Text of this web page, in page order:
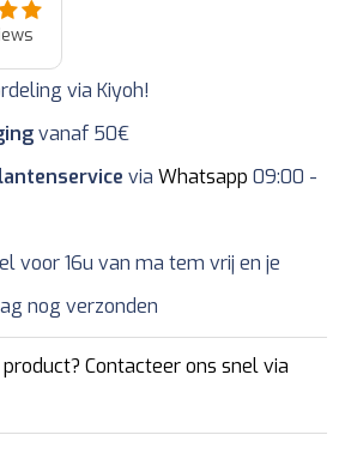
via Kiyoh!
vanaf 50€
via Whatsapp 09:00 -
voor 16u van ma tem vrij en je
nog verzonden
Contacteer ons snel via